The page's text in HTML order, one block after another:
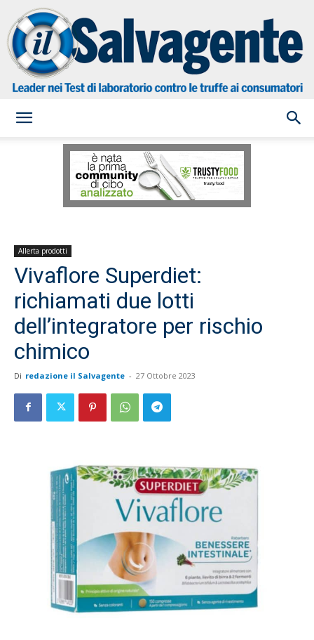
Salvagente
Allerta prodotti
Vivaflore Superdiet:
richiamati due lotti
dell’integratore per rischio
chimico
Di redazione il Salvagente - 27 Ottobre 2023